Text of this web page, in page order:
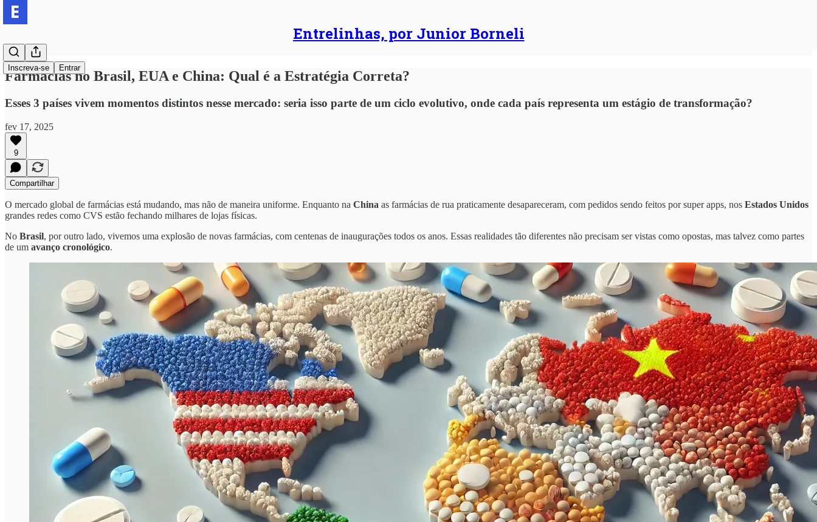
Entrelinhas, por Junior Borneli
Inscreva-se Entrar
Farmácias no Brasil, EUA e China: Qual é a Estratégia Correta?
Esses 3 países vivem momentos distintos nesse mercado: seria isso parte de um ciclo evolutivo, onde cada país representa um estágio de transformação?
fev 17, 2025
9
Compartilhar
O mercado global de farmácias está mudando, mas não de maneira uniforme. Enquanto na China as farmácias de rua praticamente desapareceram, com pedidos sendo feitos por super apps, nos Estados Unidos
grandes redes como CVS estão fechando milhares de lojas físicas.
No Brasil, por outro lado, vivemos uma explosão de novas farmácias, com centenas de inaugurações todos os anos. Essas realidades tão diferentes não precisam ser vistas como opostas, mas talvez como partes
de um avanço cronológico.